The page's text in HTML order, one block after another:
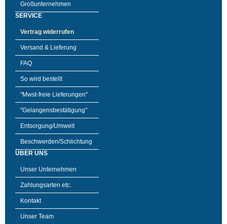
Großunternehmen
SERVICE
Vertrag widerrufen
Versand & Lieferung
FAQ
So wird bestellt
"Mwst-freie Lieferungen"
"Gelangensbestätigung"
Entsorgung/Umwelt
Beschwerden/Schlichtung
ÜBER UNS
Unser Unternehmen
Zahlungsarten etc.
Kontakt
Unser Team